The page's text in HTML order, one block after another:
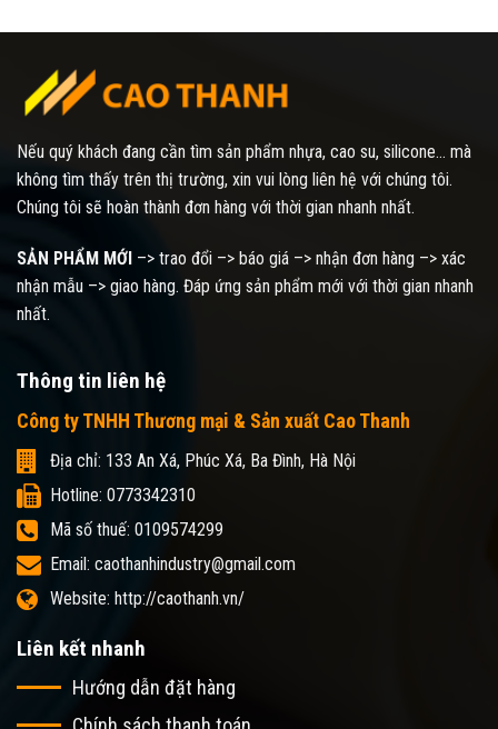
Nếu quý khách đang cần tìm sản phẩm nhựa, cao su, silicone... mà
không tìm thấy trên thị trường, xin vui lòng liên hệ với chúng tôi.
Chúng tôi sẽ hoàn thành đơn hàng với thời gian nhanh nhất.
SẢN PHẨM MỚI –> trao đổi –> báo giá –> nhận đơn hàng –> xác
nhận mẫu –> giao hàng. Đáp ứng sản phẩm mới với thời gian nhanh
nhất.
Thông tin liên hệ
Công ty TNHH Thương mại & Sản xuất Cao Thanh
Địa chỉ: 133 An Xá, Phúc Xá, Ba Đình, Hà Nội
Hotline: 0773342310
Mã số thuế: 0109574299
Email: caothanhindustry@gmail.com
Website: http://caothanh.vn/
Liên kết nhanh
Hướng dẫn đặt hàng